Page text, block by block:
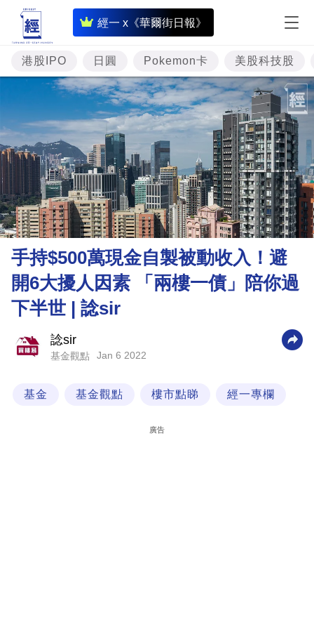
經一 x《華爾街日報》
即
時
財
經
專
題
投
資
樓
市
理
財
商
業
技
場
港股IPO 日圓 Pokemon卡 美股科技股
手持$500萬現金自製被動收入！避
開6大擾人因素 「兩樓一債」陪你過
下半世 | 諗sir
諗sir
基金觀點 Jan 6 2022
基金 基金觀點 樓市點睇 經一專欄
廣告